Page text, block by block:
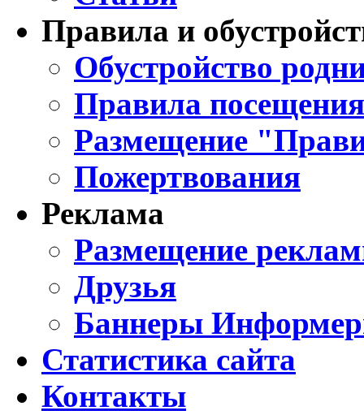
Правила и
Обустройство
Правила
Размещение
Пожертвования
Реклама
Размещение
Друзья
Баннеры
Статистика сайта
Контакты